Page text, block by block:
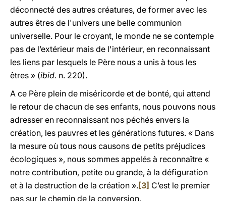
déconnecté des autres créatures, de former avec les
autres êtres de l'univers une belle communion
universelle. Pour le croyant, le monde ne se contemple
pas de l’extérieur mais de l'intérieur, en reconnaissant
les liens par lesquels le Père nous a unis à tous les
êtres » (ibid. n. 220).
A ce Père plein de miséricorde et de bonté, qui attend
le retour de chacun de ses enfants, nous pouvons nous
adresser en reconnaissant nos péchés envers la
création, les pauvres et les générations futures. « Dans
la mesure où tous nous causons de petits préjudices
écologiques », nous sommes appelés à reconnaître «
notre contribution, petite ou grande, à la défiguration
et à la destruction de la création ».[3] C’est le premier
pas sur le chemin de la conversion.